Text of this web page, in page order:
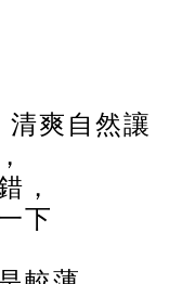
清爽自然讓
，
下